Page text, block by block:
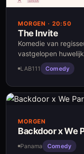
MORGEN · 20:50
The Invite
Komedie van
vastgelopen
uitnodigt voor een
verwacht.
LAB111 in
LAB111 Comedy
MORGEN
Backdoor x We
Panama Comedy